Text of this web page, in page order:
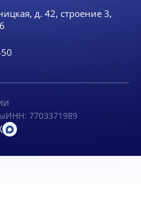
д. 42, строение 3,
ИНН: 7703371989